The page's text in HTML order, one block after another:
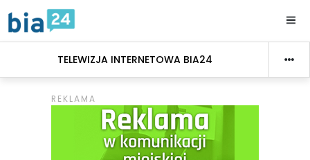
TELEWIZJA INTERNETOWA BIA24